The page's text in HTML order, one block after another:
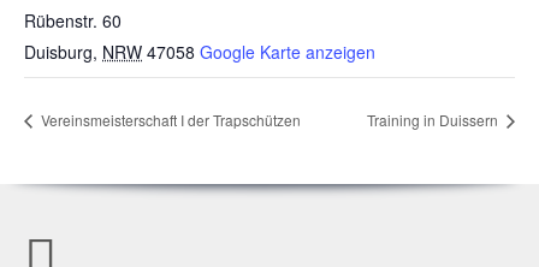
Rübenstr. 60
Duisburg, NRW 47058 Google Karte anzeigen
Ver­eins­meis­ter­schaft I der Trapschützen Trai­ning in Duissern